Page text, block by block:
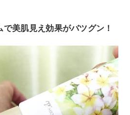
美肌見え効果がバツグン！